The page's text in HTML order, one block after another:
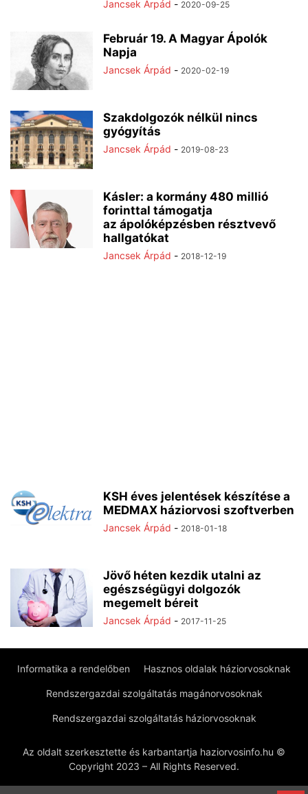
Jancsek Árpád - 2020-09-25
Február 19. A Magyar Ápolók
Napja
Jancsek Árpád - 2020-02-19
Szakdolgozók nélkül nincs
gyógyítás
Jancsek Árpád - 2019-08-23
Kásler: a kormány 480 millió
forinttal támogatja
az ápolóképzésben résztvevő
hallgatókat
Jancsek Árpád - 2018-12-19
KSH éves jelentések készítése a
MEDMAX háziorvosi szoftverben
Jancsek Árpád - 2018-01-18
Jövő héten kezdik utalni az
egészségügyi dolgozók
megemelt béreit
Jancsek Árpád - 2017-11-25
Informatika a rendelőben Hasznos oldalak háziorvosoknak
Rendszergazdai szolgáltatás magánorvosoknak
Rendszergazdai szolgáltatás háziorvosoknak
Az oldalt szerkesztette és karbantartja haziorvosinfo.hu ©
Copyright 2023 – All Rights Reserved.